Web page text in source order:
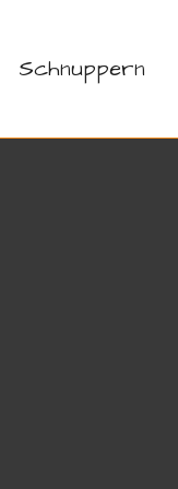
Schnuppern